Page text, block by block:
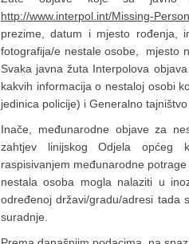
http://www.interpol.int/Missing-
prezime, datum i mjesto rođenja,
fotografija/e nestale osobe, mjesto
Svaka javna žuta Interpolova
kakvih informacija o nestaloj osobi
jedinica policije) i Generalno tajništvo
Inače, međunarodne objave za
zahtjev linijskog Odjela općeg
raspisivanjem međunarodne
nestala osoba mogla nalaziti u
određenoj državi/gradu/adresi tada
suradnje.